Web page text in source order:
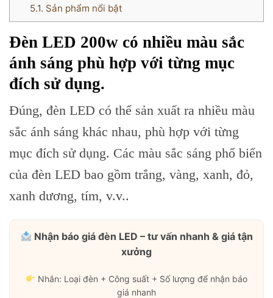
5.1. Sản phẩm nổi bật
Đèn LED 200w có nhiều màu sắc
ánh sáng phù hợp với từng mục
đích sử dụng.
Đúng, đèn LED có thể sản xuất ra nhiều màu
sắc ánh sáng khác nhau, phù hợp với từng
mục đích sử dụng. Các màu sắc sáng phổ biến
của đèn LED bao gồm trắng, vàng, xanh, đỏ,
xanh dương, tím, v.v..
Nhận báo giá đèn LED – tư vấn nhanh & giá tận
xưởng
Nhắn: Loại đèn + Công suất + Số lượng để nhận báo
giá nhanh